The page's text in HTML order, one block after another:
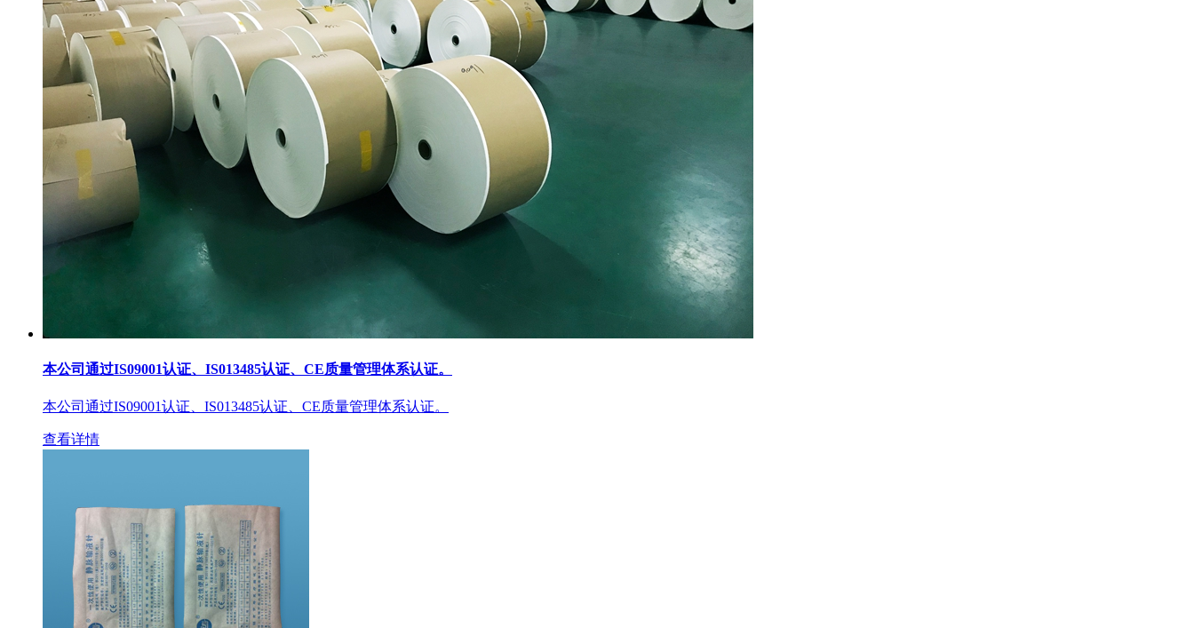
本公司通过IS09001认证、IS013485认证、CE质量管理体系认证。
本公司通过IS09001认证、IS013485认证、CE质量管理体系认证。
查看详情